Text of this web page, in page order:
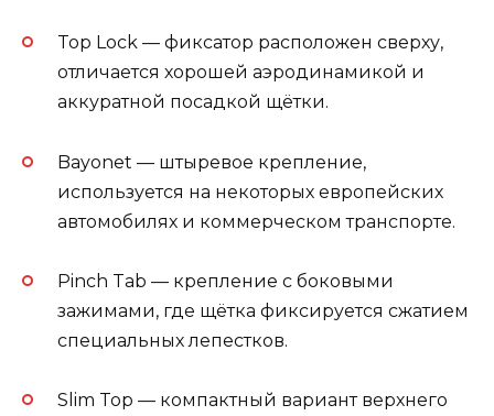
Top Lock — фиксатор расположен сверху,
отличается хорошей аэродинамикой и
аккуратной посадкой щётки.
Bayonet — штыревое крепление,
используется на некоторых европейских
автомобилях и коммерческом транспорте.
Pinch Tab — крепление с боковыми
зажимами, где щётка фиксируется сжатием
специальных лепестков.
Slim Top — компактный вариант верхнего